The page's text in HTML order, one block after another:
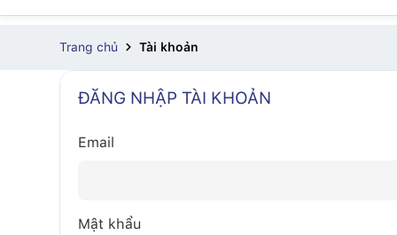
Trang chủ Tài khoản
ĐĂNG NHẬP TÀI KHOẢN
Email
Mật khẩu